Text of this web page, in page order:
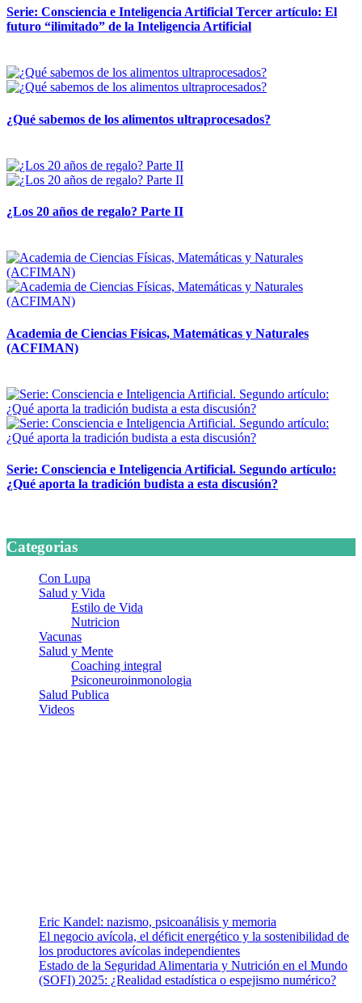
Serie: Consciencia e Inteligencia Artificial Tercer artículo: El
futuro “ilimitado” de la Inteligencia Artificial
¿Qué sabemos de los alimentos ultraprocesados?
¿Los 20 años de regalo? Parte II
Academia de Ciencias Físicas, Matemáticas y Naturales
(ACFIMAN)
Serie: Consciencia e Inteligencia Artificial. Segundo artículo:
¿Qué aporta la tradición budista a esta discusión?
Categorias
Con Lupa
Salud y Vida
Estilo de Vida
Nutricion
Vacunas
Salud y Mente
Coaching integral
Psiconeuroinmonologia
Salud Publica
Videos
Eric Kandel: nazismo, psicoanálisis y memoria
El negocio avícola, el déficit energético y la sostenibilidad de
los productores avícolas independientes
Estado de la Seguridad Alimentaria y Nutrición en el Mundo
(SOFI) 2025: ¿Realidad estadística o espejismo numérico?